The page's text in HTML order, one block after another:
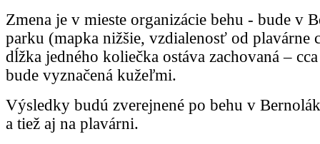
Zmena je v mieste organizácie behu - bude v
parku (mapka nižšie, vzdialenosť od plavárne
dĺžka jedného koliečka ostáva zachovaná –
bude vyznačená kužeľmi.
Výsledky budú zverejnené po behu v
a tiež aj na plavárni.